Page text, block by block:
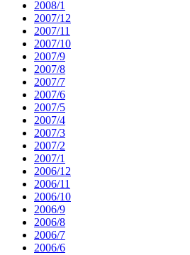
2008/1
2007/12
2007/11
2007/10
2007/9
2007/8
2007/7
2007/6
2007/5
2007/4
2007/3
2007/2
2007/1
2006/12
2006/11
2006/10
2006/9
2006/8
2006/7
2006/6